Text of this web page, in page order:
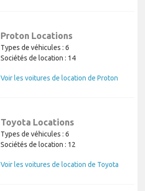
Proton Locations
Types de véhicules : 6
Sociétés de location : 14
Voir les voitures de location de Proton
Toyota Locations
Types de véhicules : 6
Sociétés de location : 12
Voir les voitures de location de Toyota